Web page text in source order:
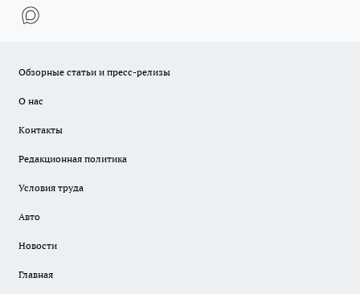
Обзорные статьи и пресс-релизы
О нас
Контакты
Редакционная политика
Условия труда
Авто
Новости
Главная